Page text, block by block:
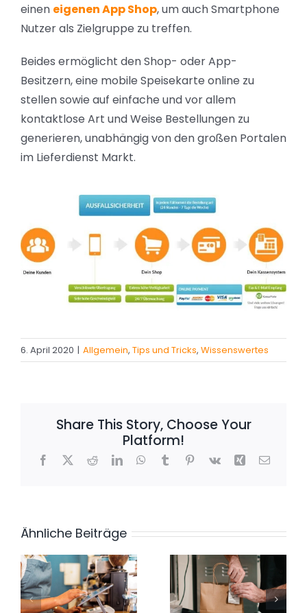
einen eigenen App Shop, um auch Smartphone
Nutzer als Zielgruppe zu treffen.
Beides ermöglicht den Shop- oder App-
Besitzern, eine mobile Speisekarte online zu
stellen sowie auf einfache und vor allem
kontaktlose Art und Weise Bestellungen zu
generieren, unabhängig von den großen Portalen
im Lieferdienst Markt.
6. April 2020 | Allgemein, Tips und Tricks, Wissenswertes
Share This Story, Choose Your
Platform!
Facebook RedditLinkedInWhatsApp
Tumblr Pinterest
Vk Xing E-
Ähnliche Beiträge
5 Kennzahlen,
die jedes
Restaurant
Hitzewelle –
so kommst